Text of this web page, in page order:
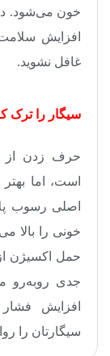
خون می‌شود.
افزایش
غافل نشوید.
سیگار را ترک
حرف‌ زدن از
است، اما
اصلی رسوب
خونی را بالا
حمل اکسیژن
جدی روبه‌رو
افزایش
سیگارتان را